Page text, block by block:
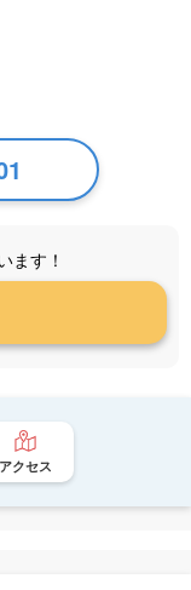
ます！
アクセス